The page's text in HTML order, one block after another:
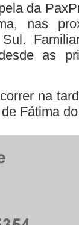
da
nas
as
na
Fátima